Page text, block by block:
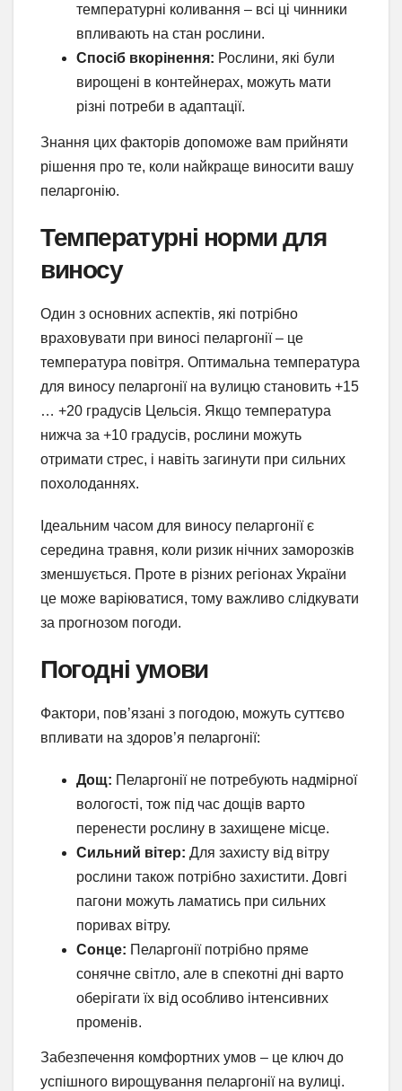
температурні коливання – всі ці чинники
впливають на стан рослини.
Спосіб вкорінення: Рослини, які були
вирощені в контейнерах, можуть мати
різні потреби в адаптації.
Знання цих факторів допоможе вам прийняти
рішення про те, коли найкраще виносити вашу
пеларгонію.
Температурні норми для
виносу
Один з основних аспектів, які потрібно
враховувати при виносі пеларгонії – це
температура повітря. Оптимальна температура
для виносу пеларгонії на вулицю становить +15
… +20 градусів Цельсія. Якщо температура
нижча за +10 градусів, рослини можуть
отримати стрес, і навіть загинути при сильних
похолоданнях.
Ідеальним часом для виносу пеларгонії є
середина травня, коли ризик нічних заморозків
зменшується. Проте в різних регіонах України
це може варіюватися, тому важливо слідкувати
за прогнозом погоди.
Погодні умови
Фактори, пов’язані з погодою, можуть суттєво
впливати на здоров’я пеларгонії:
Дощ: Пеларгонії не потребують надмірної
вологості, тож під час дощів варто
перенести рослину в захищене місце.
Сильний вітер: Для захисту від вітру
рослини також потрібно захистити. Довгі
пагони можуть ламатись при сильних
поривах вітру.
Сонце: Пеларгонії потрібно пряме
сонячне світло, але в спекотні дні варто
оберігати їх від особливо інтенсивних
променів.
Забезпечення комфортних умов – це ключ до
успішного вирощування пеларгонії на вулиці.